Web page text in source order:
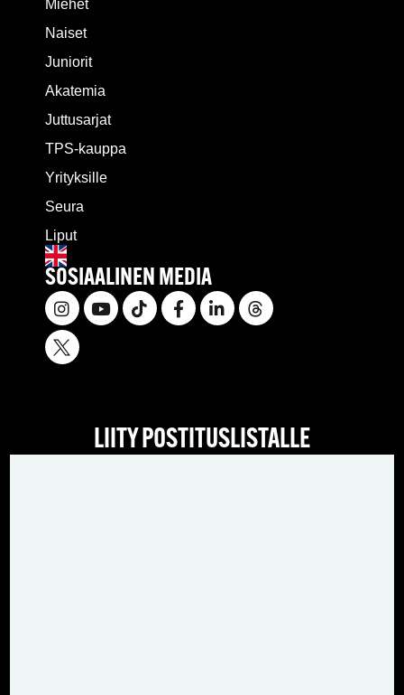
Miehet
Naiset
Juniorit
Akatemia
Juttusarjat
TPS-kauppa
Yrityksille
Seura
Liput
SOSIAALINEN MEDIA
LIITY POSTITUSLISTALLE